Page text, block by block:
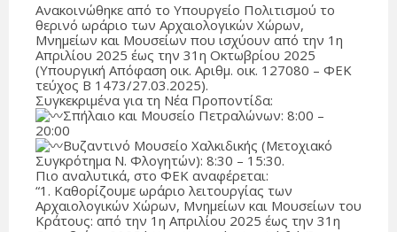
Ανακοινώθηκε από το Υπουργείο Πολιτισμού το
θερινό ωράριο των Αρχαιολογικών Χώρων,
Μνημείων και Μουσείων που ισχύουν από την 1η
Απριλίου 2025 έως την 31η Οκτωβρίου 2025
(Υπουργική Απόφαση οικ. Αριθμ. οικ. 127080 – ΦΕΚ
τεύχος Β 1473/27.03.2025).
Συγκεκριμένα για τη Νέα Προποντίδα:
Σπήλαιο και Μουσείο Πετραλώνων: 8:00 –
20:00
Βυζαντινό Μουσείο Χαλκιδικής (Μετοχιακό
Συγκρότημα Ν. Φλογητών): 8:30 – 15:30.
Πιο αναλυτικά, στο ΦΕΚ αναφέρεται:
“1. Καθορίζουμε ωράριο λειτουργίας των
Αρχαιολογικών Χώρων, Μνημείων και Μουσείων του
Κράτους: από την 1η Απριλίου 2025 έως την 31η